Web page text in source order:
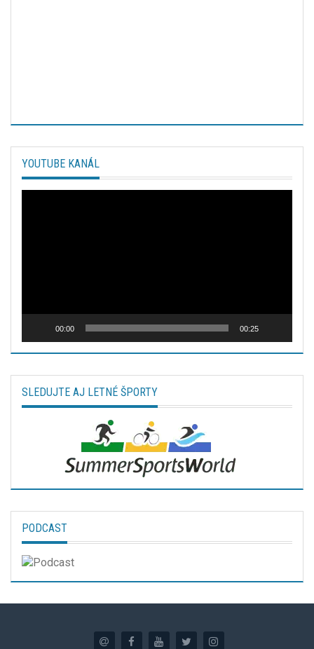
YOUTUBE KANÁL
00:00 00:25
SLEDUJTE AJ LETNÉ ŠPORTY
PODCAST